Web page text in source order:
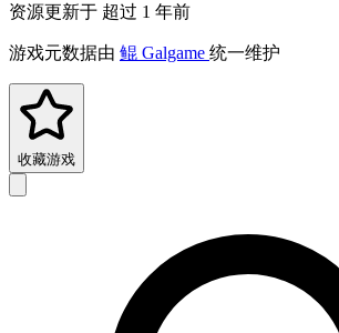
资源更新于 超过 1 年前
游戏元数据由 鲲 Galgame 统一维护
收藏游戏